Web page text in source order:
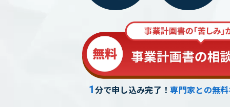
1 分で申し込み完了！専門家との無